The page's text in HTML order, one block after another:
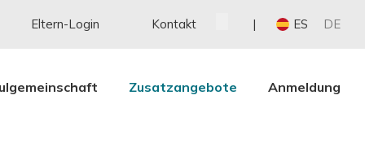
Eltern-Login Kontakt ES DE
Zusatzangebote Anmeldung